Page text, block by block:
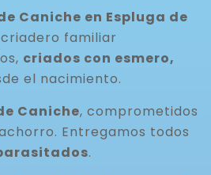
Caniche en Espluga de
familiar
criados con esmero,
el nacimiento.
Caniche, comprometidos
Entregamos todos
.